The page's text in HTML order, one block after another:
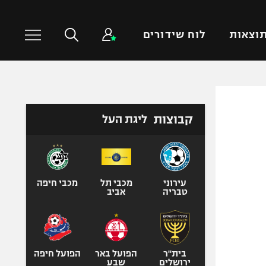
תוצאות לוח שידורים
טניס
כדורעף
ספורט אולימפי
קבוצות ליגת העל
עירוני
טבריה
מכבי תל
אביב
מכבי חיפה
בית"ר
ירושלים
הפועל באר
שבע
הפועל חיפה